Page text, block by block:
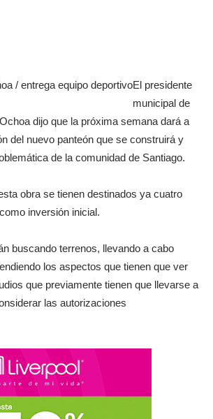
El presidente
municipal de
dijo que la próxima semana dará a
del nuevo panteón que se construirá y
de la comunidad de Santiago.
obra se tienen destinados ya cuatro
inversión inicial.
buscando terrenos, llevando a cabo
los aspectos que tienen que ver
que previamente tienen que llevarse a
las autorizaciones